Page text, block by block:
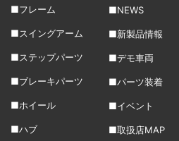
■フレーム
■スイングアーム
■ステップパーツ
■ブレーキパーツ
■ホイール
■ハブ
■NEWS
■新製品情報
■デモ車両
■パーツ装着
■イベント
■取扱店MAP